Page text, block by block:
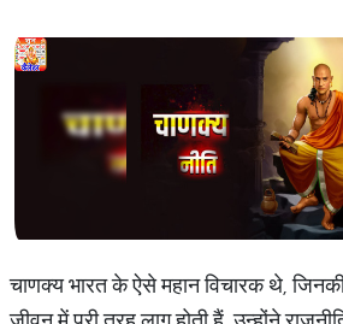
चाणक्य भारत के ऐसे महान विचारक थे,